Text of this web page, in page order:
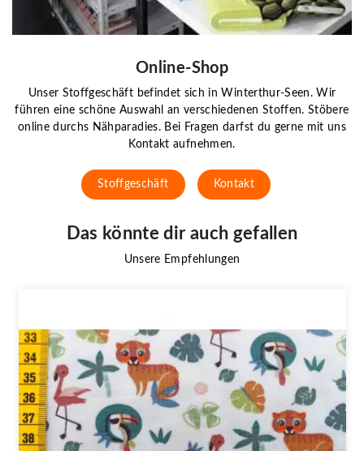
Online-Shop
Unser Stoffgeschäft befindet sich in Winterthur-Seen. Wir
führen eine schöne Auswahl an verschiedenen Stoffen. Stöbere
online durchs Nähparadies. Bei Fragen darfst du gerne mit uns
Kontakt aufnehmen.
Stoffgeschäft Kontakt
Das könnte dir auch gefallen
Unsere Empfehlungen